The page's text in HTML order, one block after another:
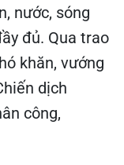
nước, sóng
đủ. Qua trao
khăn, vướng
dịch
công,